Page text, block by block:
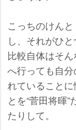
こっちのけん
し、それがひ
比較自体はそ
へ行っても自分
れていることに
とを“菅田将暉
たりして。